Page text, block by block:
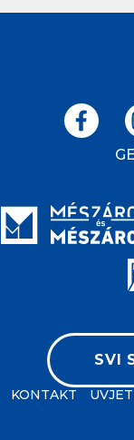
SVI
KONTAKT